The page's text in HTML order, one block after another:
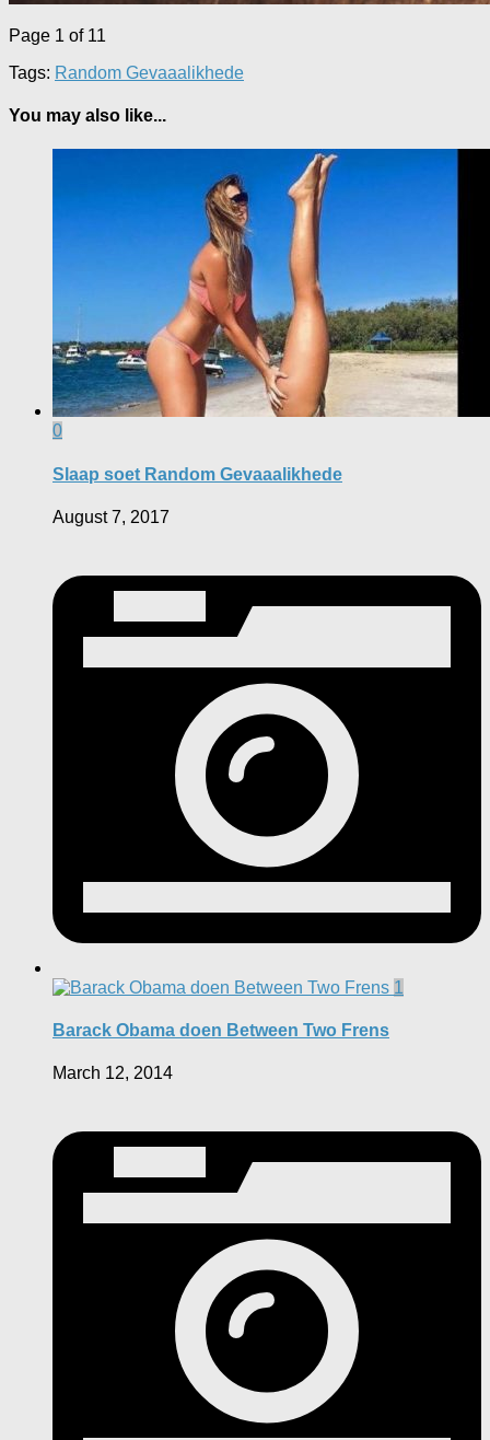
Page 1 of 11
Tags: Random Gevaaalikhede
You may also like...
0
Slaap soet Random Gevaaalikhede
August 7, 2017
1
Barack Obama doen Between Two Frens
March 12, 2014